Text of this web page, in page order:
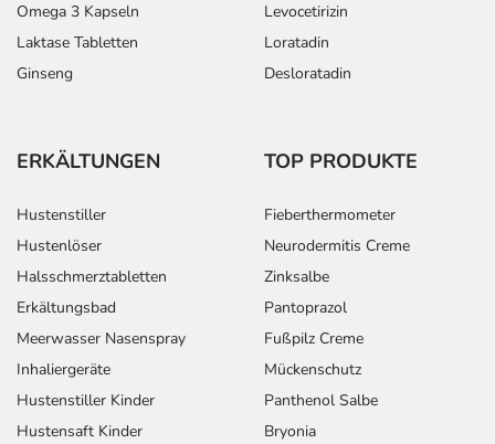
Omega 3 Kapseln
Laktase Tabletten
Ginseng
Levocetirizin
Loratadin
Desloratadin
ERKÄLTUNGEN
Hustenstiller
Hustenlöser
Halsschmerztabletten
Erkältungsbad
Meerwasser Nasenspray
Inhaliergeräte
Hustenstiller Kinder
Hustensaft Kinder
TOP PRODUKTE
Fieberthermometer
Neurodermitis Creme
Zinksalbe
Pantoprazol
Fußpilz Creme
Mückenschutz
Panthenol Salbe
Bryonia